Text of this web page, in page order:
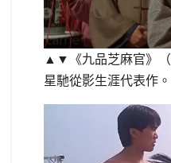
▲▼《九品芝麻官》（
星馳從影生涯代表作